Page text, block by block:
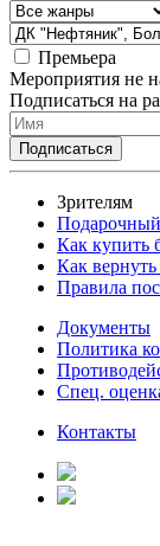
Премьера
Мероприятия не
Подписаться на
Зрителям
Как купить
Как вернуть
Правила
Документы
Политика
Спец.
Контакты